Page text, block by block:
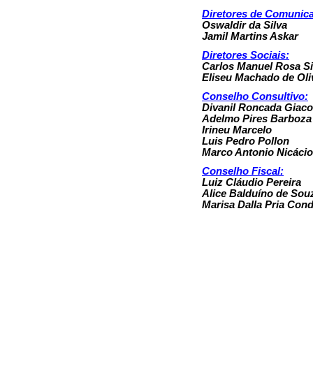
Diretores de
Oswaldir da Silva
Jamil Martins Askar
Diretores Sociais:
Carlos Manuel Rosa
Eliseu Machado de
Conselho Consultivo:
Divanil Roncada
Adelmo Pires Barboza
Irineu Marcelo
Luis Pedro Pollon
Marco Antonio Nicácio
Conselho Fiscal:
Luiz Cláudio Pereira
Alice Balduíno de
Marisa Dalla Pria